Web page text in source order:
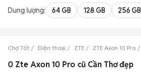
Dung lượng: 64 GB 128 GB 256 GB
Chợ Tốt Điện thoại ZTE ZTE Axon 10 Pro
0 Zte Axon 10 Pro cũ Cần Thơ đẹp